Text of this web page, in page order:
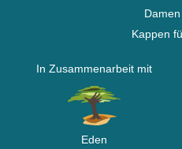
Kappen
In Zusammenarbeit mit
Eden